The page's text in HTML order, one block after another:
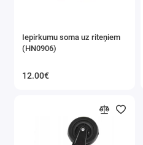
Iepirkumu soma uz riteņiem
(HN0906)
12.00€